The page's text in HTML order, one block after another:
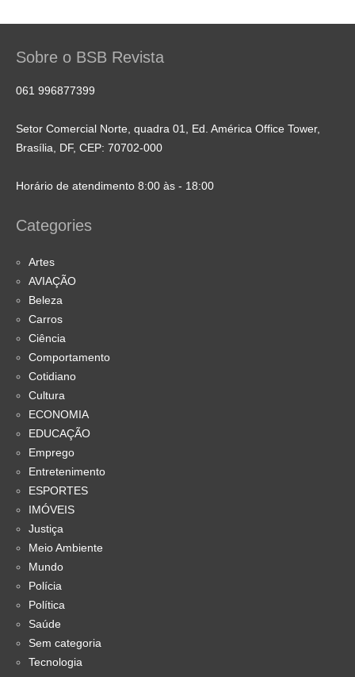
Sobre o BSB Revista
061 996877399
Setor Comercial Norte, quadra 01, Ed. América Office Tower,
Brasília, DF, CEP: 70702-000
Horário de atendimento 8:00 às - 18:00
Categories
Artes
AVIAÇÃO
Beleza
Carros
Ciência
Comportamento
Cotidiano
Cultura
ECONOMIA
EDUCAÇÃO
Emprego
Entretenimento
ESPORTES
IMÓVEIS
Justiça
Meio Ambiente
Mundo
Polícia
Política
Saúde
Sem categoria
Tecnologia